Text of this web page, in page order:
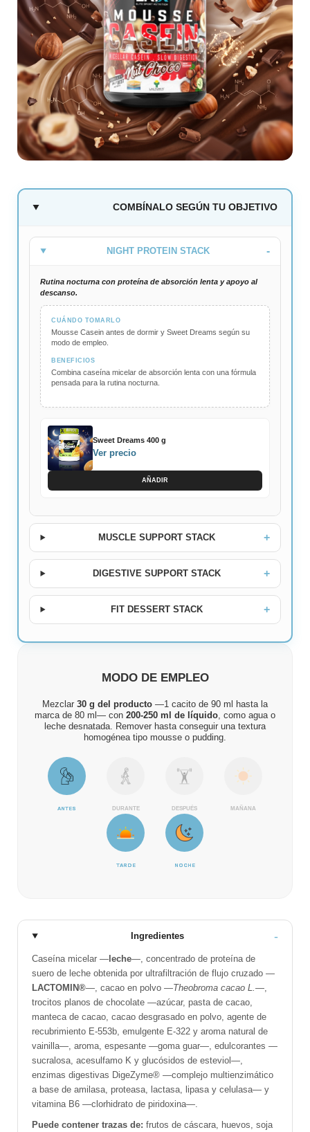
MODO DE EMPLEO
Mezclar 30 g del producto —1 cacito de 90 ml hasta la
marca de 80 ml— con 200-250 ml de líquido, como agua o
leche desnatada. Remover hasta conseguir una textura
homogénea tipo mousse o pudding.
ANTES DURANTE DESPUÉS MAÑANA
TARDE NOCHE
Ingredientes
Caseína micelar — leche—, concentrado de proteína de
suero de leche obtenida por ultrafiltración de flujo cruzado —
LACTOMIN®—, cacao en polvo —Theobroma cacao L.—,
trocitos planos de chocolate —azúcar, pasta de cacao,
manteca de cacao, cacao desgrasado en polvo, agente de
recubrimiento E-553b, emulgente E-322 y aroma natural de
vainilla—, aroma, espesante —goma guar—, edulcorantes —
sucralosa, acesulfamo K y glucósidos de esteviol—,
enzimas digestivas DigeZyme® —complejo multienzimático
a base de amilasa, proteasa, lactasa, lipasa y celulasa— y
vitamina B6 —clorhidrato de piridoxina—.
Puede contener trazas de: frutos de cáscara, huevos, soja
COMBÍNALO SEGÚN TU OBJETIVO
NIGHT PROTEIN STACK
Rutina nocturna con proteína de absorción lenta y apoyo al
descanso.
CUÁNDO TOMARLO
Mousse Casein antes de dormir y Sweet Dreams según su
modo de empleo.
BENEFICIOS
Combina caseína micelar de absorción lenta con una fórmula
pensada para la rutina nocturna.
Sweet Dreams 400 g
Ver precio
AÑADIR
MUSCLE SUPPORT STACK
DIGESTIVE SUPPORT STACK
FIT DESSERT STACK